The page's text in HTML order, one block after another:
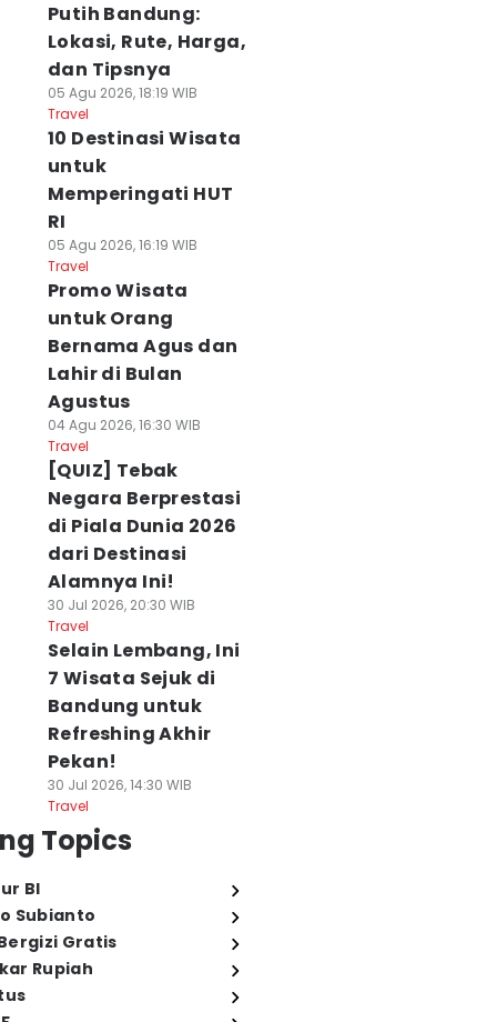
Putih Bandung:
Lokasi, Rute, Harga,
dan Tipsnya
05 Agu 2026, 18:19 WIB
Travel
10 Destinasi Wisata
untuk
Memperingati HUT
RI
05 Agu 2026, 16:19 WIB
Travel
Promo Wisata
untuk Orang
Bernama Agus dan
Lahir di Bulan
Agustus
04 Agu 2026, 16:30 WIB
Travel
[QUIZ] Tebak
Negara Berprestasi
di Piala Dunia 2026
dari Destinasi
Alamnya Ini!
30 Jul 2026, 20:30 WIB
Travel
Selain Lembang, Ini
7 Wisata Sejuk di
Bandung untuk
Refreshing Akhir
Pekan!
30 Jul 2026, 14:30 WIB
Travel
Topics
BI
Subianto
Gratis
Rupiah